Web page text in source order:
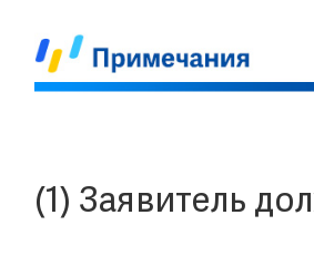
(1) Заявитель